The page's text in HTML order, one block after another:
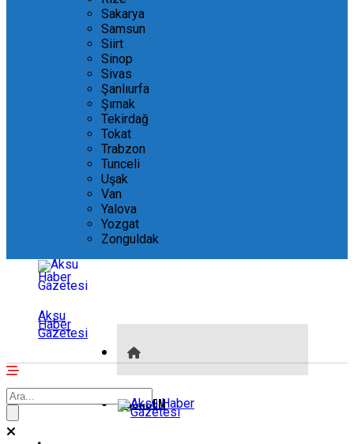
Sakarya
Samsun
Siirt
Sinop
Sivas
Şanlıurfa
Şırnak
Tekirdağ
Tokat
Trabzon
Tunceli
Uşak
Van
Yalova
Yozgat
Zonguldak
Aksu
Haber
Gazetesi
GÜNDEM